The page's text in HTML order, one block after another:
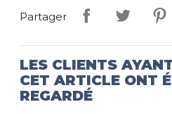
Partager
LES CLIENTS
CET ARTICLE ONT
REGARDÉ